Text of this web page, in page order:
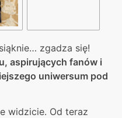
zgadza się!
aspirujących fanów i
uniwersum pod
widzicie. Od teraz